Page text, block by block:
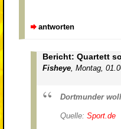
antworten
Bericht: Quartett
Fisheye, Montag,
Dortmunder
Quelle: Sport.de